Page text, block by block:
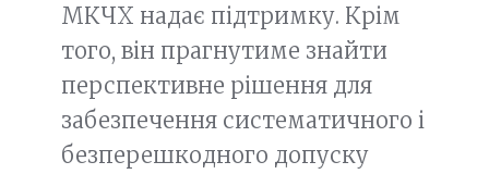
МКЧХ надає підтримку. Крім
того, він прагнутиме знайти
перспективне рішення для
забезпечення систематичного і
безперешкодного допуску